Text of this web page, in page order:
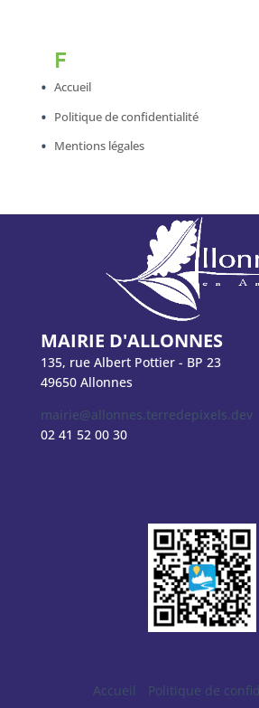
F
Accueil
Politique de confidentialité
Mentions légales
MAIRIE D'ALLONNES
135, rue Albert Pottier - BP 23
49650 Allonnes
mairie@allonnes.terredepixels.dev
02 41 52 00 30
Accueil Politique de